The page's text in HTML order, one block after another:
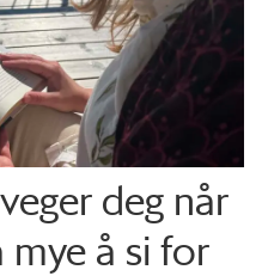
deg når
mye å si for